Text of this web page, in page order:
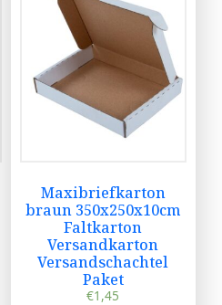
Maxibriefkarton
braun 350x250x10cm
Faltkarton
Versandkarton
Versandschachtel
Paket
€1,45